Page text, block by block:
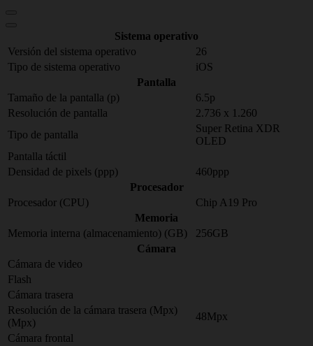
Sistema operativo
Versión del sistema operativo
26
Tipo de sistema operativo
iOS
Pantalla
Tamaño de la pantalla (p)
6.5p
Resolución de pantalla
2.736 x 1.260
Tipo de pantalla
Super Retina XDR
OLED
Pantalla táctil
Densidad de pixels (ppp)
460ppp
Procesador
Procesador (CPU)
Chip A19 Pro
Memoria
Memoria interna (almacenamiento) (GB)
256GB
Cámara
Cámara de video
Flash
Cámara trasera
Resolución de la cámara trasera (Mpx)
(Mpx)
48Mpx
Cámara frontal